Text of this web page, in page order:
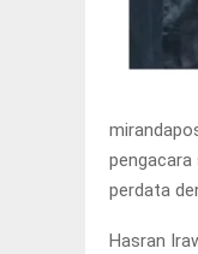
pengacara
perdata
Hasran